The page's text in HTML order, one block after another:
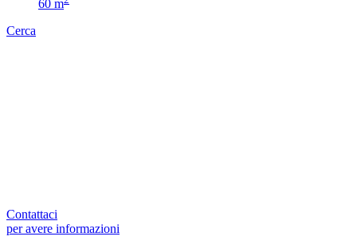
60 m
Cerca
Contattaci
per avere informazioni